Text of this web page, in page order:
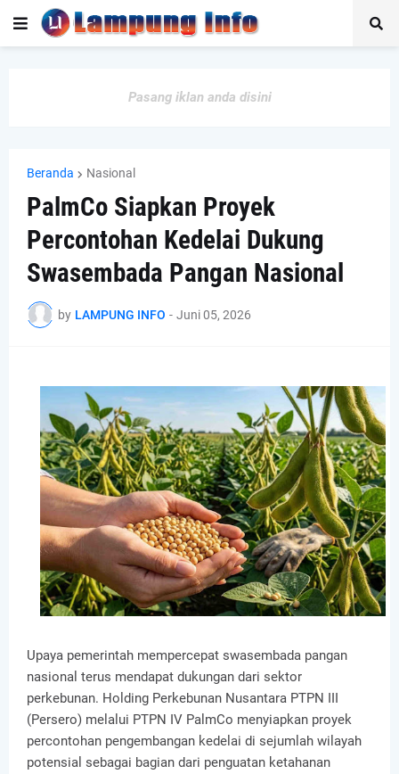
Pasang iklan anda disini
Beranda Nasional
PalmCo Siapkan Proyek
Percontohan Kedelai Dukung
Swasembada Pangan Nasional
by LAMPUNG INFO - Juni 05, 2026
Upaya pemerintah mempercepat swasembada pangan
nasional terus mendapat dukungan dari sektor
perkebunan. Holding Perkebunan Nusantara PTPN III
(Persero) melalui PTPN IV PalmCo menyiapkan proyek
percontohan pengembangan kedelai di sejumlah wilayah
potensial sebagai bagian dari penguatan ketahanan